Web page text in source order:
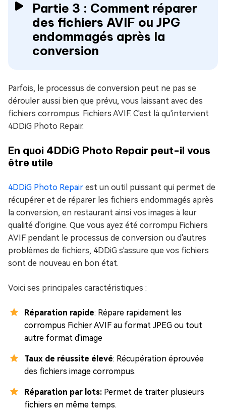
Partie 3 : Comment réparer
des fichiers AVIF ou JPG
endommagés après la
conversion
Parfois, le processus de conversion peut ne pas se
dérouler aussi bien que prévu, vous laissant avec des
fichiers corrompus. Fichiers AVIF. C'est là qu'intervient
4DDiG Photo Repair.
En quoi 4DDiG Photo Repair peut-il vous
être utile
4DDiG Photo Repair est un outil puissant qui permet de
récupérer et de réparer les fichiers endommagés après
la conversion, en restaurant ainsi vos images à leur
qualité d'origine. Que vous ayez été corrompu Fichiers
AVIF pendant le processus de conversion ou d'autres
problèmes de fichiers, 4DDiG s'assure que vos fichiers
sont de nouveau en bon état.
Voici ses principales caractéristiques :
Réparation rapide: Répare rapidement les
corrompus Fichier AVIF au format JPEG ou tout
autre format d'image
Taux de réussite élevé: Récupération éprouvée
des fichiers image corrompus.
Réparation par lots: Permet de traiter plusieurs
fichiers en même temps.